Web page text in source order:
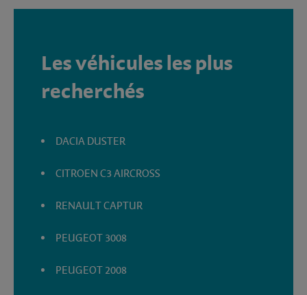
Les véhicules les plus
recherchés
DACIA DUSTER
CITROEN C3 AIRCROSS
RENAULT CAPTUR
PEUGEOT 3008
PEUGEOT 2008